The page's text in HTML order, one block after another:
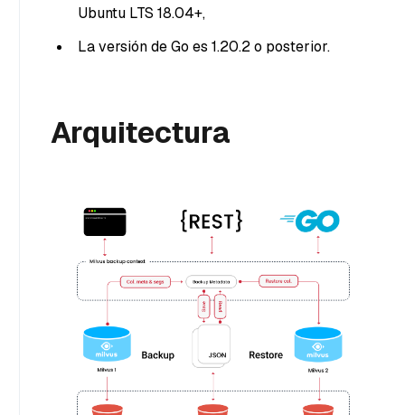
Ubuntu LTS 18.04+,
La versión de Go es 1.20.2 o posterior.
Arquitectura